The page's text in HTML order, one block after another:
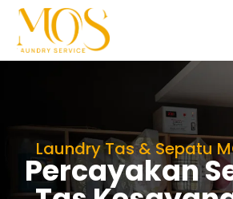
Laundry Tas & Sepatu
Percayakan